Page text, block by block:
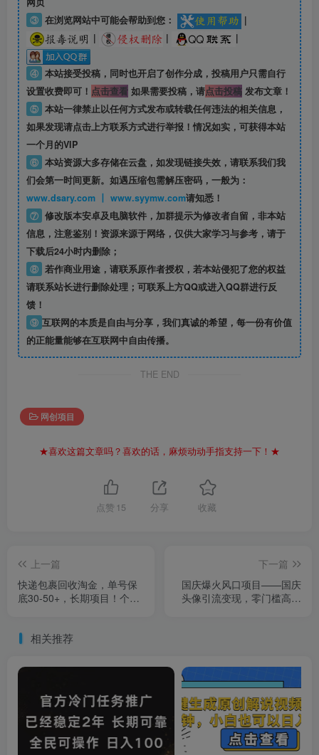
③ 在浏览网站中可能会帮助到您：
|
|
| |
④ 本站接受投稿，同时也开启了创作分成，投稿用户只需自行
设置收费即可！ 点击查看如果需要投稿，请点击投稿发布文章！
⑤ 本站一律禁止以任何方式发布或转载任何违法的相关信息，
如果发现请点击上方联系方式进行举报！情况如实，可获得本站
一个月的VIP
⑥ 本站资源大多存储在云盘，如发现链接失效，请联系我们我
们会第一时间更新。如遇压缩包需解压密码，一般为：
www.dsary.com 丨 www.syymw.com请知悉！
⑦ 修改版本安卓及电脑软件，加群提示为修改者自留， 非本站
信息，注意鉴别！资源来源于网络，仅供大家学习与参考，请于
下载后24小时内删除；
⑧ 若作商业用途，请联系原作者授权，若本站侵犯了您的权益
请联系站长进行删除处理；可联系上方QQ或进入QQ群进行反
馈！
⑨ 互联网的本质是自由与分享，我们真诚的希望，每一份有价值
的正能量能够在互联网中自由传播。
THE END
网创项目
★喜欢这篇文章吗？喜欢的话，麻烦动动手指支持一下！★
点赞 15 分享 收藏
上一篇
快递包裹回收淘金，单号保
底30-50+，长期项目！个人
下一篇
国庆爆火风口项目——国庆
头像引流变现，零门槛高收
相关推荐